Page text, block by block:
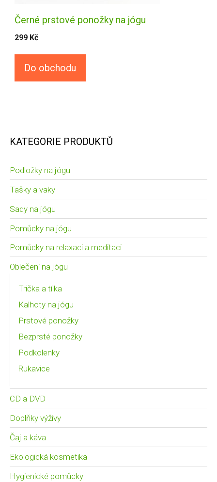
Černé prstové ponožky na jógu
299 Kč
Do obchodu
KATEGORIE PRODUKTŮ
Podložky na jógu
Tašky a vaky
Sady na jógu
Pomůcky na jógu
Pomůcky na relaxaci a meditaci
Oblečení na jógu
Trička a tílka
Kalhoty na jógu
Prstové ponožky
Bezprsté ponožky
Podkolenky
Rukavice
CD a DVD
Doplňky výživy
Čaj a káva
Ekologická kosmetika
Hygienické pomůcky